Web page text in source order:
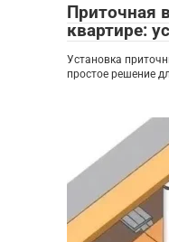
Приточная
квартире:
Установка
простое решение